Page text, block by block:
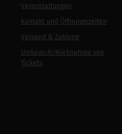
Veranstaltungen
Kontakt und Öffnungszeiten
Versand & Zahlung
Umtausch/Rücknahme von
Tickets